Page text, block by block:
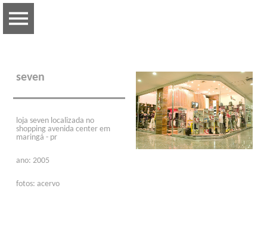
seven
loja seven localizada no
shopping avenida center em
maringá - pr
ano: 2005
fotos: acervo